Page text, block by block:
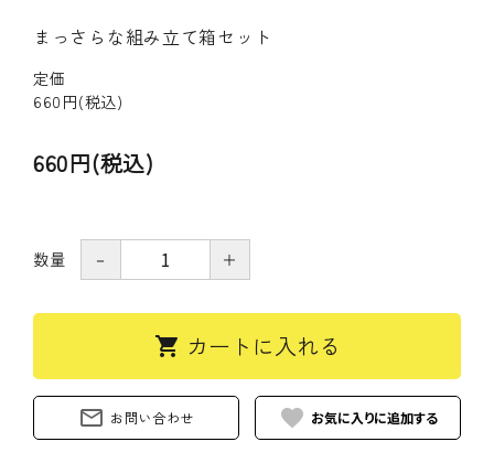
マイページ
企業（法人）の皆様へ
まっさらな組み立て箱セット
定価
660円(税込)
660円(税込)
数量 － ＋
shopping_cart カートに入れる
mail_outline お問い合わせ favorite